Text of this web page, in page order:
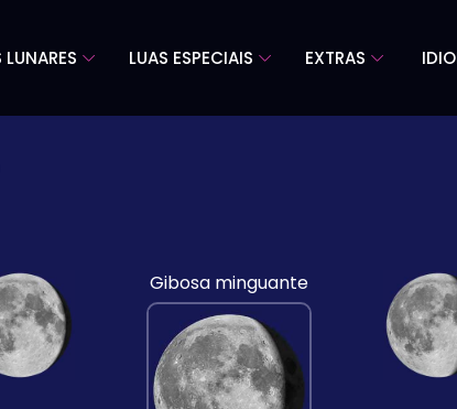
LUAS ESPECIAIS EXTRAS
Gibosa minguante